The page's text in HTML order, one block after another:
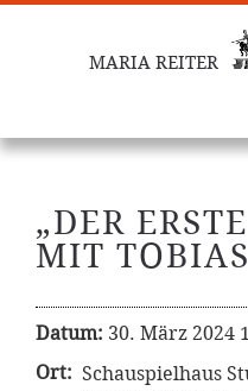
MARIA REITER
„DER
MIT
Datum: 30. März 2024
Ort: Schauspielhaus